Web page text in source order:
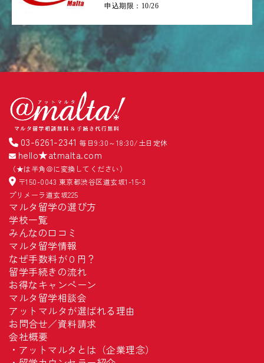
申込期限：10/26
03-6261-2341 毎日9:30～18:30/土日定休
hello★atmalta.com
（★は半角＠に変換してください）
〒150-0043 東京都渋谷区道玄坂1-15-3
プリメーラ道玄坂225
マルタ留学の選び方
学校一覧
みんなの口コミ
マルタ留学情報
なぜ手数料が０円？
留学手続きの流れ
お得なキャンペーン
マルタ留学相談会
アットマルタが選ばれる理由
お問合せ／資料請求
会社概要
・ アットマルタとは（企業理念）